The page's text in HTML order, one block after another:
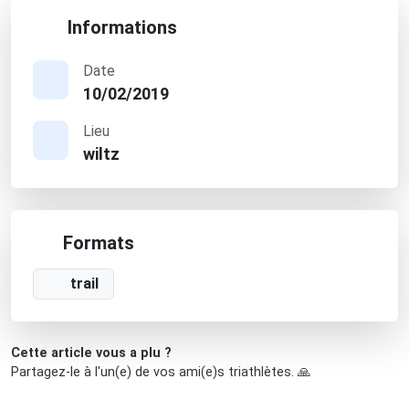
Informations
Date
10/02/2019
Lieu
wiltz
Formats
trail
Cette article vous a plu ?
Partagez-le à l'un(e) de vos ami(e)s triathlètes. 🙏